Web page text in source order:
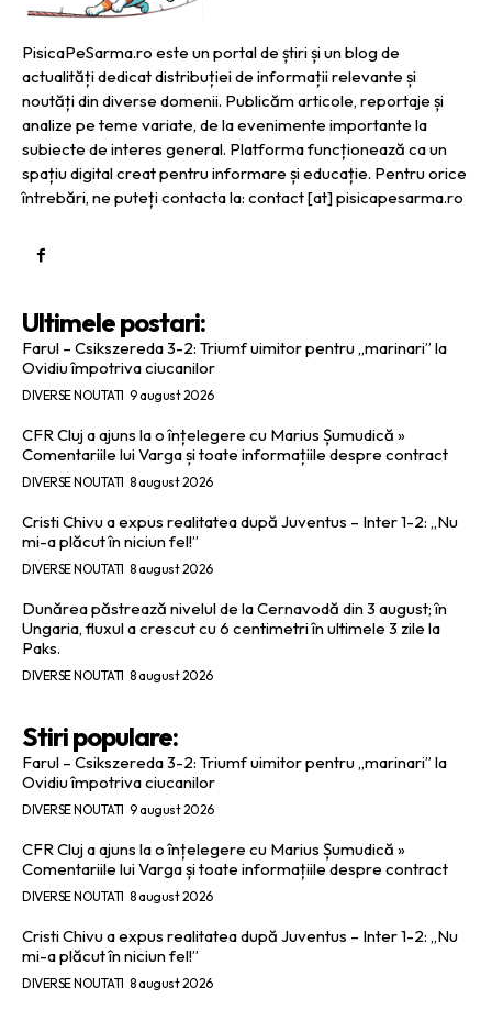
PisicaPeSarma.ro este un portal de știri și un blog de
actualități dedicat distribuției de informații relevante și
noutăți din diverse domenii. Publicăm articole, reportaje și
analize pe teme variate, de la evenimente importante la
subiecte de interes general. Platforma funcționează ca un
spațiu digital creat pentru informare și educație. Pentru orice
întrebări, ne puteți contacta la: contact [at] pisicapesarma.ro
Ultimele postari:
Farul – Csikszereda 3-2: Triumf uimitor pentru „marinari” la
Ovidiu împotriva ciucanilor
DIVERSE NOUTATI 9 august 2026
CFR Cluj a ajuns la o înțelegere cu Marius Șumudică »
Comentariile lui Varga și toate informațiile despre contract
DIVERSE NOUTATI 8 august 2026
Cristi Chivu a expus realitatea după Juventus – Inter 1-2: „Nu
mi-a plăcut în niciun fel!”
DIVERSE NOUTATI 8 august 2026
Dunărea păstrează nivelul de la Cernavodă din 3 august; în
Ungaria, fluxul a crescut cu 6 centimetri în ultimele 3 zile la
Paks.
DIVERSE NOUTATI 8 august 2026
Stiri populare:
Farul – Csikszereda 3-2: Triumf uimitor pentru „marinari” la
Ovidiu împotriva ciucanilor
DIVERSE NOUTATI 9 august 2026
CFR Cluj a ajuns la o înțelegere cu Marius Șumudică »
Comentariile lui Varga și toate informațiile despre contract
DIVERSE NOUTATI 8 august 2026
Cristi Chivu a expus realitatea după Juventus – Inter 1-2: „Nu
mi-a plăcut în niciun fel!”
DIVERSE NOUTATI 8 august 2026